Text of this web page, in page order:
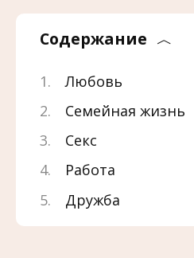
Содержание
Любовь
Семейная жизнь
Секс
Работа
Дружба